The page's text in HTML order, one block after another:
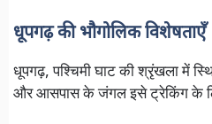
धूपगढ़ की भौगोलिक विशेषताएँ
धूपगढ़, पश्चिमी घाट की श्रृंखला में
और आसपास के जंगल इसे ट्रेकिंग के